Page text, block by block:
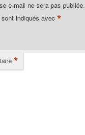
e-mail ne sera pas publiée.
sont indiqués avec*
*